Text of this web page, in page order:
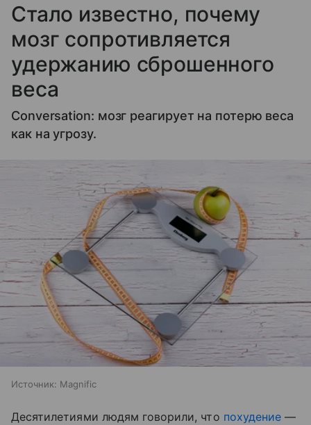
Стало известно, почему
мозг сопротивляется
удержанию сброшенного
веса
Conversation: мозг реагирует на потерю веса
как на угрозу.
Источник: Magnific
Десятилетиями людям говорили, что похудение —